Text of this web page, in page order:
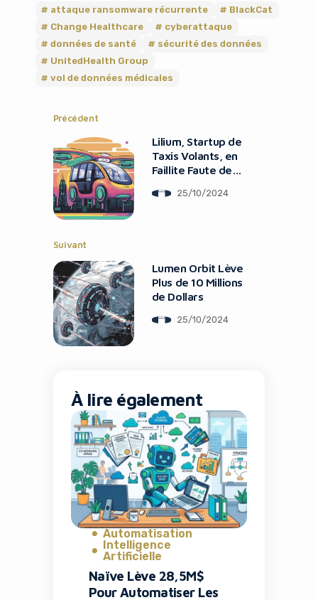
attaque ransomware récurrente
BlackCat
Change Healthcare
cyberattaque
données de santé
sécurité des données
UnitedHealth Group
vol de données médicales
Précédent
Lilium, Startup de
Taxis Volants, en
Faillite Faute de
25/10/2024
Suivant
Lumen Orbit Lève
Plus de 10 Millions
de Dollars
25/10/2024
À lire également
Automatisation
Intelligence
Artificielle
Naïve Lève 28,5M$
Pour Automatiser Les